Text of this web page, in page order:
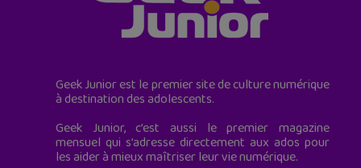
Geek Junior est le premier site de culture numérique
à destination des adolescents.
Geek Junior, c’est aussi le premier magazine
mensuel qui s’adresse directement aux ados pour
les aider à mieux maîtriser leur vie numérique.